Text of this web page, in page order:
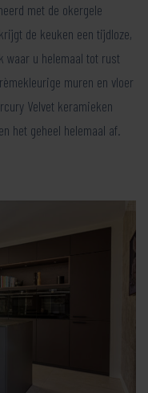
met de okergele
de keuken een tijdloze,
waar u helemaal tot rust
muren en vloer
Velvet keramieken
het geheel helemaal af.